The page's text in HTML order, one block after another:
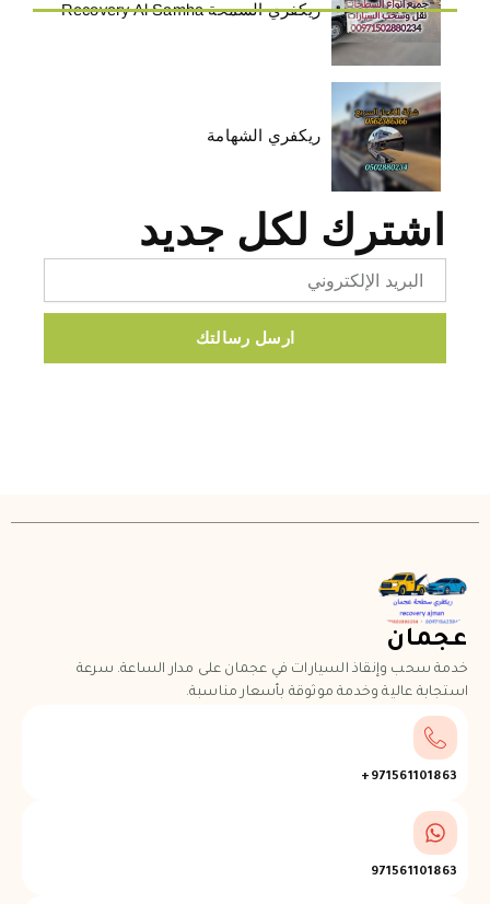
ريكفري السمحة Recovery Al Samha
ريكفري الشهامة
اشترك لكل جديد
ارسل رسالتك
عجمان
خدمة سحب وإنقاذ السيارات في عجمان على مدار الساعة. سرعة
استجابة عالية وخدمة موثوقة بأسعار مناسبة.
971561101863+
971561101863